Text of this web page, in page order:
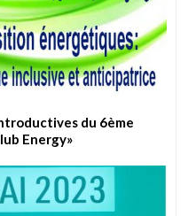
du 6ème
Energy»